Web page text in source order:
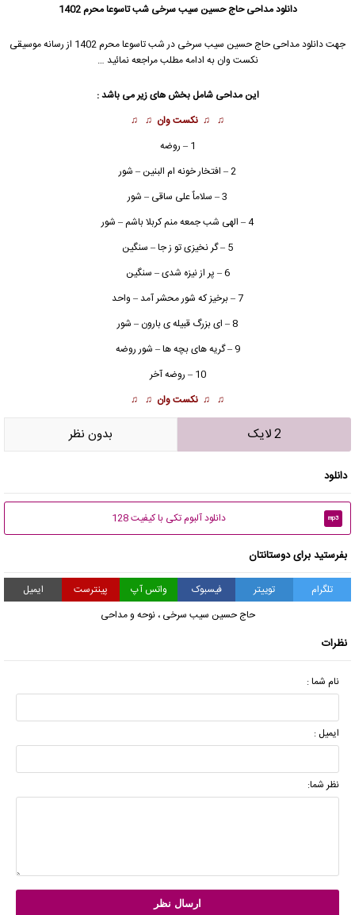
دانلود مداحی حاج حسین سیب سرخی شب تاسوعا محرم 1402
جهت دانلود مداحی حاج حسین سیب سرخی
در شب تاسوعا محرم 1402 از رسانه موسیقی
نکست وان به ادامه مطلب مراجعه نمائید …
این مداحی شامل بخش های زیر می باشد :
♫ ♫ نکست وان ♫ ♫
1 – روضه
2 – افتخار خونه ام البنین – شور
3 – سلاماٌ علی ساقی – شور
4 – الهی شب جمعه منم کربلا باشم – شور
5 – گر نخیزی تو ز جا – سنگین
6 – پر از نیزه شدی – سنگین
7 – برخیز که شور محشر آمد – واحد
8 – ای بزرگ قبیله ی بارون – شور
9 – گریه های بچه ها – شور روضه
10 – روضه آخر
♫ ♫ نکست وان ♫ ♫
2 لایک بدون نظر
دانلود
mp3 دانلود آلبوم تکی با کیفیت 128
بفرستید برای دوستانتان
تلگرام توییتر فیسبوک واتس آپ پینترست
ایمیل
حاج حسین سیب سرخی ،نوحه و مداحی
نظرات
نام شما :
ایمیل :
نظر شما: